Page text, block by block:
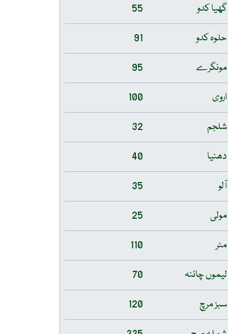
گھیا کدو
55
حلوہ کدو
91
مونگرے
95
اروی
100
شلجم
32
دھنیا
40
آلو
35
مولی
25
مٹر
110
لیموں چائنہ
70
سبز مرچ
120